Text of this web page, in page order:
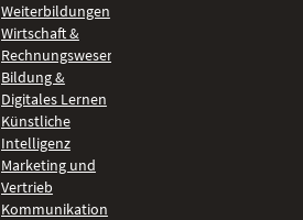
Weiterbildungen
Wirtschaft &
Rechnungswesen
Bildung &
Digitales Lernen
Künstliche
Intelligenz
Marketing und
Vertrieb
Kommunikation